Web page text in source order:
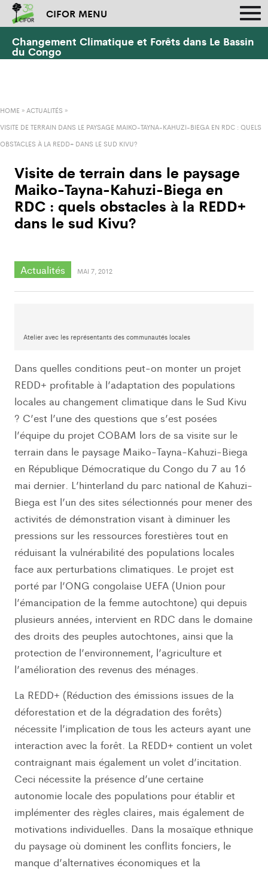
CIFOR MENU
Changement Climatique et Forêts dans Le Bassin
du Congo
HOME » ACTUALITÉS »
VISITE DE TERRAIN DANS LE PAYSAGE MAIKO-TAYNA-KAHUZI-BIEGA EN RDC : QUELS
OBSTACLES À LA REDD+ DANS LE SUD KIVU?
Visite de terrain dans le paysage
Maiko-Tayna-Kahuzi-Biega en
RDC : quels obstacles à la REDD+
dans le sud Kivu?
Actualités MAI 7, 2012
Atelier avec les représentants des communautés locales
Dans quelles conditions peut-on monter un projet
REDD+ profitable à l’adaptation des populations
locales au changement climatique dans le Sud Kivu
? C’est l’une des questions que s’est posées
l’équipe du projet COBAM lors de sa visite sur le
terrain dans le paysage Maiko-Tayna-Kahuzi-Biega
en République Démocratique du Congo du 7 au 16
mai dernier. L’hinterland du parc national de Kahuzi-
Biega est l’un des sites sélectionnés pour mener des
activités de démonstration visant à diminuer les
pressions sur les ressources forestières tout en
réduisant la vulnérabilité des populations locales
face aux perturbations climatiques. Le projet est
porté par l’ONG congolaise UEFA (Union pour
l’émancipation de la femme autochtone) qui depuis
plusieurs années, intervient en RDC dans le domaine
des droits des peuples autochtones, ainsi que la
protection de l’environnement, l’agriculture et
l’amélioration des revenus des ménages.
La REDD+ (Réduction des émissions issues de la
déforestation et de la dégradation des forêts)
nécessite l’implication de tous les acteurs ayant une
interaction avec la forêt. La REDD+ contient un volet
contraignant mais également un volet d’incitation.
Ceci nécessite la présence d’une certaine
autonomie locale des populations pour établir et
implémenter des règles claires, mais également de
motivations individuelles. Dans la mosaïque ethnique
du paysage où dominent les conflits fonciers, le
manque d’alternatives économiques et la